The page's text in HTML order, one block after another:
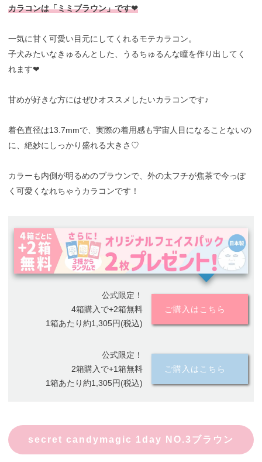
カラコンは「ミミブラウン」です❤︎
一気に甘く可愛い目元にしてくれるモテカラコン。
子犬みたいなきゅるんとした、うるちゅるんな瞳を作り出してく
れます❤︎
甘めが好きな方にはぜひオススメしたいカラコンです♪
着色直径は13.7mmで、実際の着用感も宇宙人目になることないの
に、絶妙にしっかり盛れる大きさ♡
カラーも内側が明るめのブラウンで、外の太フチが焦茶で今っぽ
く可愛くなれちゃうカラコンです！
公式限定！
4箱購入で+2箱無料
1箱あたり約1,305円(税込)
ご購入はこちら
公式限定！
2箱購入で+1箱無料
1箱あたり約1,305円(税込)
ご購入はこちら
secret candymagic 1day NO.3ブラウン